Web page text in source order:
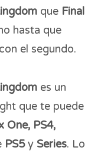
que Final
hasta que
el segundo.
es un
que te puede
One, PS4,
PS5y Series. Lo